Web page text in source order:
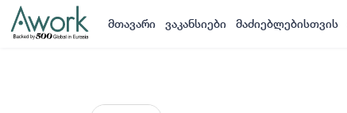
მთავარი ვაკანსიები მაძიებლებისთვის